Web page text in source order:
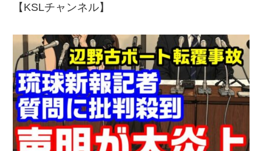
【KSLチャンネル】